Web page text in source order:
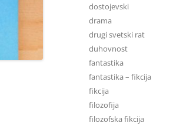
dostojevski
drama
drugi svetski rat
duhovnost
fantastika
fantastika – fikcija
fikcija
filozofija
filozofska fikcija